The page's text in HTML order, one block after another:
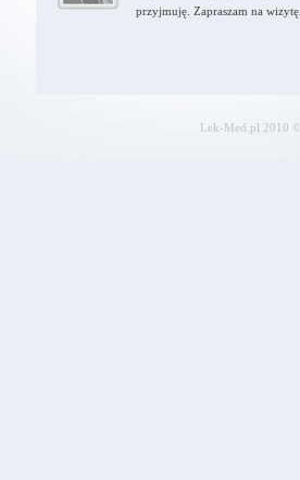
przyjmuję. Zapraszam na wizytę.
Lek-Med.pl 2010